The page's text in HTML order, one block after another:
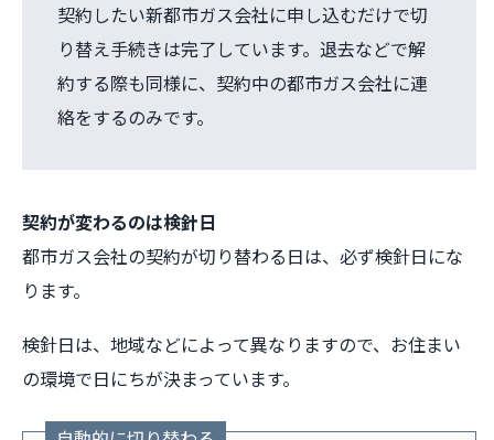
契約したい新都市ガス会社に申し込むだけで切
り替え手続きは完了しています。退去などで解
約する際も同様に、契約中の都市ガス会社に連
絡をするのみです。
契約が変わるのは検針日
都市ガス会社の契約が切り替わる日は、必ず検針日にな
ります。
検針日は、地域などによって異なりますので、お住まい
の環境で日にちが決まっています。